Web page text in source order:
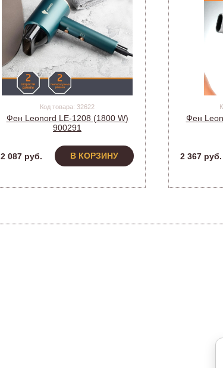
Код товара: 32622
Фен Leonord LE-1208 (1800 W)
900291
2 087 руб. В КОРЗИНУ
Фен
2 367 руб.